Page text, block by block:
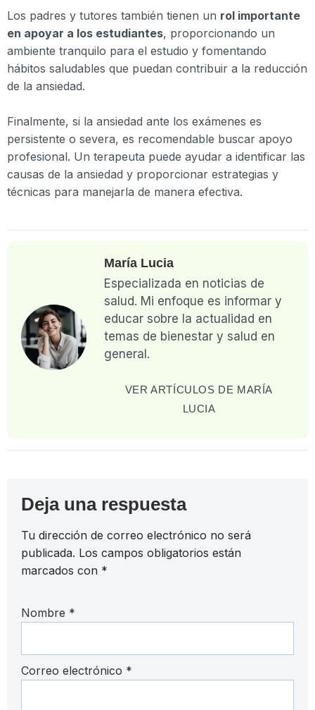
Los padres y tutores también tienen un rol importante
en apoyar a los estudiantes, proporcionando un
ambiente tranquilo para el estudio y fomentando
hábitos saludables que puedan contribuir a la reducción
de la ansiedad.
Finalmente, si la ansiedad ante los exámenes es
persistente o severa, es recomendable buscar apoyo
profesional. Un terapeuta puede ayudar a identificar las
causas de la ansiedad y proporcionar estrategias y
técnicas para manejarla de manera efectiva.
María Lucia
Especializada en noticias de
salud. Mi enfoque es informar y
educar sobre la actualidad en
temas de bienestar y salud en
general.
VER ARTÍCULOS DE MARÍA
LUCIA
Deja una respuesta
Tu dirección de correo electrónico no será
publicada. Los campos obligatorios están
marcados con *
Nombre *
Correo electrónico *